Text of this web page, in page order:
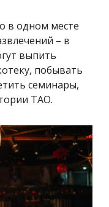
в одном месте
– в
выпить
побывать
семинары,
ТАО.